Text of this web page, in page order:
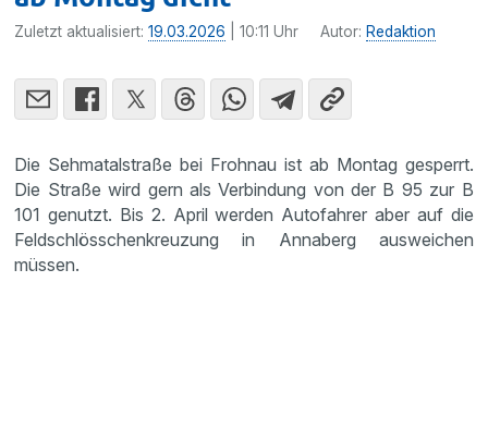
Zuletzt aktualisiert:19.03.2026 | 10:11 Uhr Autor: Redaktion
Die Sehmatalstraße bei Frohnau ist ab Montag gesperrt.
Die Straße wird gern als Verbindung von der B 95 zur B
101 genutzt. Bis 2. April werden Autofahrer aber auf die
Feldschlösschenkreuzung in Annaberg ausweichen
müssen.